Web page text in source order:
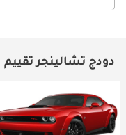
دودج تشالينجر